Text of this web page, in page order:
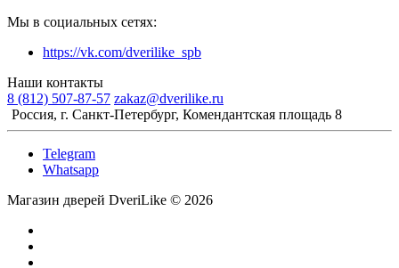
Мы в социальных сетях:
https://vk.com/dverilike_spb
Наши контакты
8 (812) 507-87-57 zakaz@dverilike.ru
Россия, г. Санкт-Петербург, Комендантская площадь 8
Telegram
Whatsapp
Магазин дверей DveriLike © 2026